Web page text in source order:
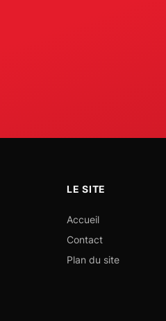
LE SITE
Accueil
Contact
Plan du site